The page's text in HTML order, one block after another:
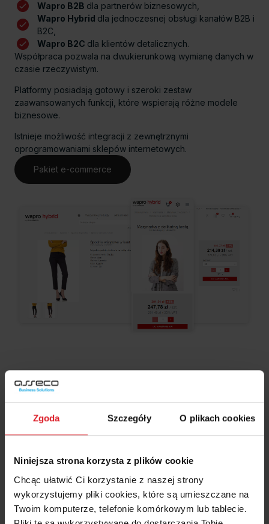
Zgoda Szczegóły O plikach cookies
Niniejsza strona korzysta z plików cookie
Chcąc ułatwić Ci korzystanie z naszej strony
wykorzystujemy pliki cookies, które są umieszczane na
Twoim komputerze, telefonie komórkowym lub tablecie.
Wapro B2B dla partnerów biznesowych,
Wapro Hybrid dla jednoczesnej obsługi kanałów B2B i
B2C,
Wapro B2C dla klientów detalicznych.
Współpraca pozwala na dwukierunkową wymianę danych w
czasie rzeczywistym.
Platformy posiadają gotowy i szeroki zestaw
zaawansowanych funkcji, które wspierają różne modele
biznesowe.
Istnieje możliwość integracji z zewnętrznymi
oprogramowaniami sklepów internetowych.
Pakiet e-commerce
Współpraca